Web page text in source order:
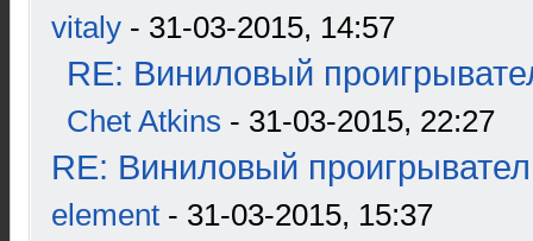
vitaly - 31-03-2015, 14:57
RE: Виниловый
Chet Atkins - 31-03-2015, 22:27
RE: Виниловый
element - 31-03-2015, 15:37